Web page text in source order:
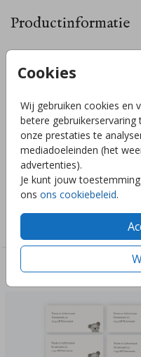
Cookies
Wij gebruiken cookies en
betere
onze prestaties te
mediadoeleinden (het
advertenties).
Je kunt jouw
ons ons cookiebeleid.
Productinformatie
Je ontvangt 14 stickers per
eenvoudig aanpassen
voorhand, achteraf kunnen
het ontwerp helemaal naar
bijvoorbeeld elementen
Toon meer
Adresstickers in stijl met je
Deze ontwerpen